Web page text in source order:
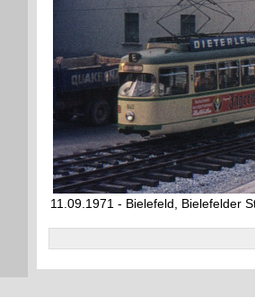
11.09.1971 - Bielefeld, Bielefelder